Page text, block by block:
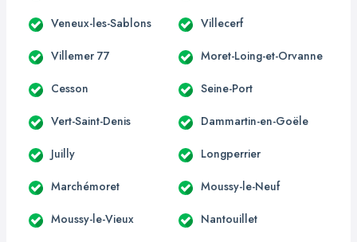
Veneux-les-Sablons Villecerf
Villemer 77 Moret-Loing-et-Orvanne
Cesson Seine-Port
Vert-Saint-Denis Dammartin-en-Goële
Juilly Longperrier
Marchémoret Moussy-le-Neuf
Moussy-le-Vieux Nantouillet